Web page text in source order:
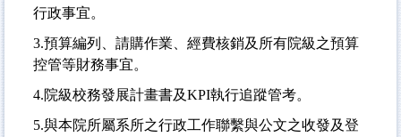
行政事宜。
3.預算編列、請購作業、經費核銷及所有院級之預算
控管等財務事宜。
4.院級校務發展計畫書及KPI執行追蹤管考。
5.與本院所屬系所之行政工作聯繫與公文之收發及登